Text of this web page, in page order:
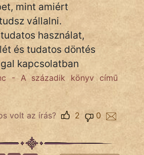
mint amiért
vállalni.
használat,
és tudatos döntés
kapcsolatban
- A századik könyv című
volt az írás? 0
2